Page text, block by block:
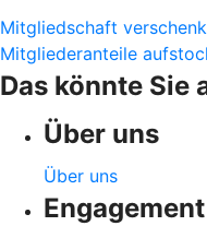
Mitgliedschaft
Mitgliederanteile
Das könnte Sie
Über uns
Über uns
Engagement